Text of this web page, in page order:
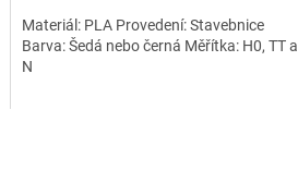
Materiál: PLA Provedení: Stavebnice
Barva: Šedá nebo černá Měřítka: H0, TT a
N